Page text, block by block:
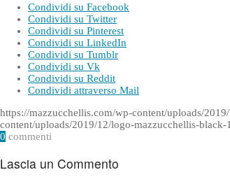
Condividi su Facebook
Condividi su Twitter
Condividi su Pinterest
Condividi su LinkedIn
Condividi su Tumblr
Condividi su Vk
Condividi su Reddit
Condividi attraverso Mail
https://mazzucchellis.com/wp-content/uploads/
content/uploads/2019/12/logo-mazzucchellis-black-
0 commenti
Lascia un Commento